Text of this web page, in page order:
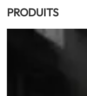
PRODUITS